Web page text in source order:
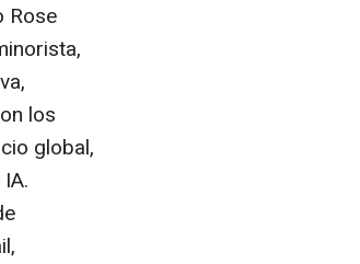
Rose
los
global,